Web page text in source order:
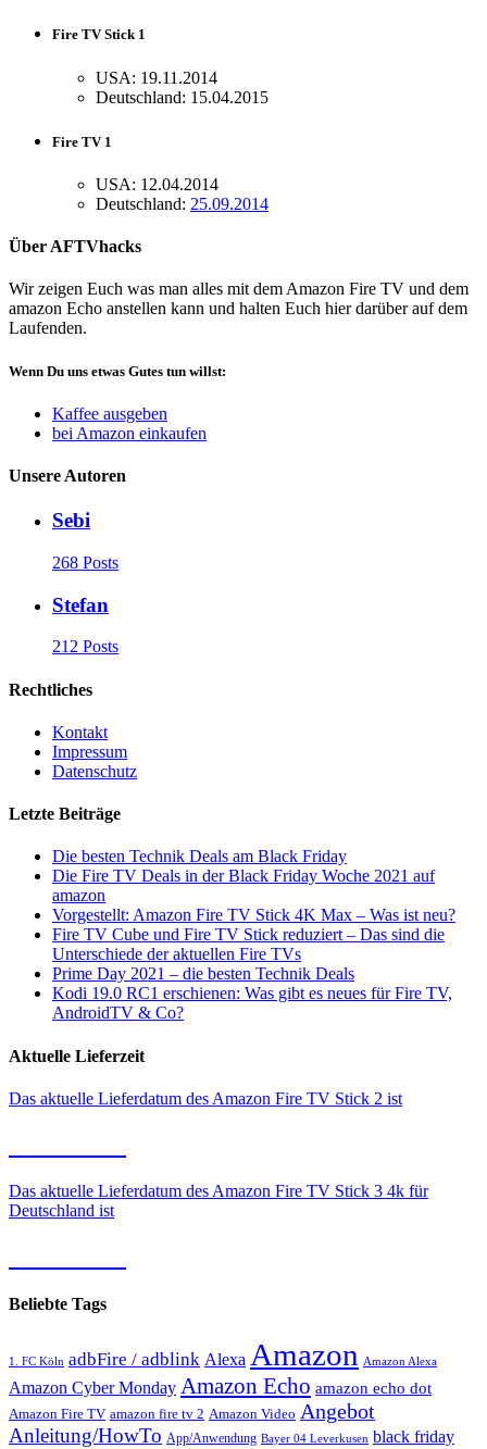
Fire TV Stick 1
USA: 19.11.2014
Deutschland: 15.04.2015
Fire TV 1
USA: 12.04.2014
Deutschland: 25.09.2014
Über AFTVhacks
Wir zeigen Euch was man alles mit dem Amazon Fire TV und dem
amazon Echo anstellen kann und halten Euch hier darüber auf dem
Laufenden.
Wenn Du uns etwas Gutes tun willst:
Kaffee ausgeben
bei Amazon einkaufen
Unsere Autoren
Sebi
268 Posts
Stefan
212 Posts
Rechtliches
Kontakt
Impressum
Datenschutz
Letzte Beiträge
Die besten Technik Deals am Black Friday
Die Fire TV Deals in der Black Friday Woche 2021 auf
amazon
Vorgestellt: Amazon Fire TV Stick 4K Max – Was ist neu?
Fire TV Cube und Fire TV Stick reduziert – Das sind die
Unterschiede der aktuellen Fire TVs
Prime Day 2021 – die besten Technik Deals
Kodi 19.0 RC1 erschienen: Was gibt es neues für Fire TV,
AndroidTV & Co?
Aktuelle Lieferzeit
Das aktuelle Lieferdatum des Amazon Fire TV Stick 2 ist
Das aktuelle Lieferdatum des Amazon Fire TV Stick 3 4k für
Deutschland ist
Beliebte Tags
1. FC Köln adbFire / adblink Alexa Amazon Amazon Alexa
Amazon Cyber Monday Amazon Echo amazon echo dot
Amazon Fire TV amazon fire tv 2 Amazon Video Angebot
Anleitung/HowTo App/Anwendung Bayer 04 Leverkusen black friday